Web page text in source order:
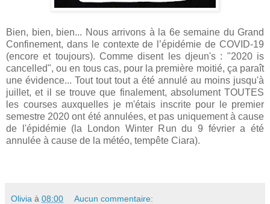
Bien, bien, bien... Nous arrivons à la 6e semaine du Grand
Confinement, dans le contexte de l’épidémie de COVID-19
(encore et toujours). Comme disent les djeun's : "2020 is
cancelled", ou en tous cas, pour la première moitié, ça paraît
une évidence... Tout tout tout a été annulé au moins jusqu'à
juillet, et il se trouve que finalement, absolument TOUTES
les courses auxquelles je m'étais inscrite pour le premier
semestre 2020 ont été annulées, et pas uniquement à cause
de l'épidémie (la London Winter Run du 9 février a été
annulée à cause de la météo, tempête Ciara).
Olivia à 08:00 Aucun commentaire: